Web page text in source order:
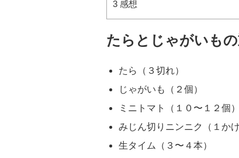
3 感想
たらとじゃがいもの
たら（３切れ）
じゃがいも（２個）
ミニトマト（１０〜１２個）
みじん切りニンニク（１かけ
生タイム（３〜４本）